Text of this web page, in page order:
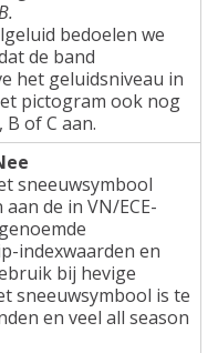
bedoelen we
de band
het geluidsniveau in
pictogram ook nog
of C aan.
sneeuwsymbool
de in VN/ECE-
indexwaarden en
bij hevige
sneeuwsymbool is te
en veel all season